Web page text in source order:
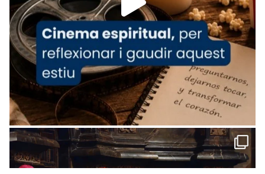
Arquebisbat de Barcelona
1 week ago
«Avui les santes Juliana i Semproniana ens
ajuden a alçar la mirada»
Mons. Sergi Gordo, bisbe de Tortosa, ha
presidit aquest 27 de juliol la missa de Les
Santes de Mataró.
🔗tinyurl.com/cvu5jmbk
📸 J. Merino